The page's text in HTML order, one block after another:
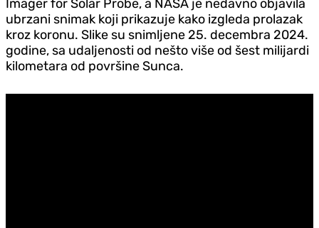
Imager for Solar Probe, a NASA je nedavno objavila
ubrzani snimak koji prikazuje kako izgleda prolazak
kroz koronu. Slike su snimljene 25. decembra 2024.
godine, sa udaljenosti od nešto više od šest milijardi
kilometara od površine Sunca.